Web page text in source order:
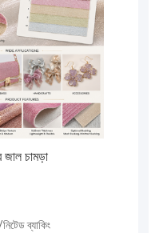
জাল চামড়া
ব্যাকিং